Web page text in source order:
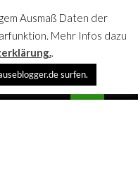
Ausmaß Daten der
Mehr Infos dazu
.
surfen.